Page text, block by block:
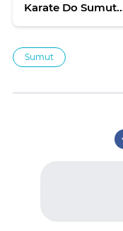
Karate Do
Sumut